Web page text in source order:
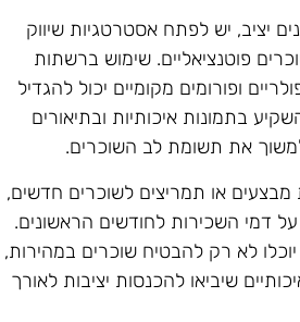
יציב, יש לפתח אסטרטגיות שיווק
פוטנציאליים. שימוש ברשתות
ופורומים מקומיים יכול להגדיל
בתמונות איכותיות ובתיאורים
את תשומת לב השוכרים.
או תמריצים לשוכרים חדשים,
דמי השכירות לחודשים הראשונים.
לא רק להבטיח שוכרים במהירות,
שיביאו להכנסות יציבות לאורך